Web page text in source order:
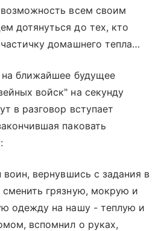
всем своим
дотянуться до тех, кто
домашнего тепла…
ближайшее будущее
войск" на секунду
в разговор вступает
паковать
вернувшись с задания в
грязную, мокрую и
одежду на нашу - теплую и
вспомнил о руках,